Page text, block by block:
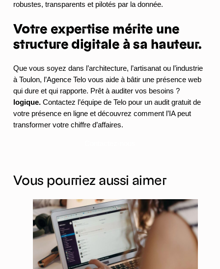
robustes, transparents et pilotés par la donnée.
Votre expertise mérite une
structure digitale à sa hauteur.
Que vous soyez dans l’architecture, l’artisanat ou l’industrie
à Toulon, l’Agence Telo vous aide à bâtir une présence web
qui dure et qui rapporte. Prêt à auditer vos besoins ?
logique.Contactez l’équipe de Telo pour un audit gratuit de
votre présence en ligne et découvrez comment l’IA peut
transformer votre chiffre d’affaires.
Vous pourriez aussi aimer